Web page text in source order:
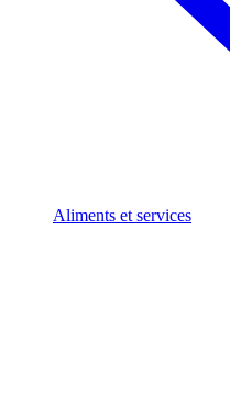
Aliments et services